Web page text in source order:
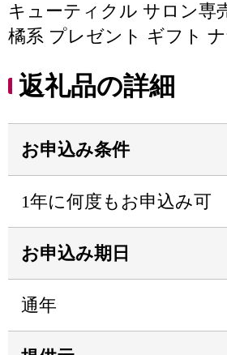
キューティクル サロン専
橘系 プレゼント ギフト
返礼品の詳細
お申込み条件
1年に何度もお申込み可
お申込み期日
通年